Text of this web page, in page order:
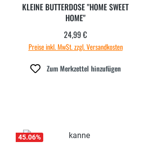
KLEINE BUTTERDOSE "HOME SWEET
HOME"
Regulärer Preis:
24,99 €
Preise inkl. MwSt. zzgl. Versandkosten
Zum Merkzettel hinzufügen
45.06%